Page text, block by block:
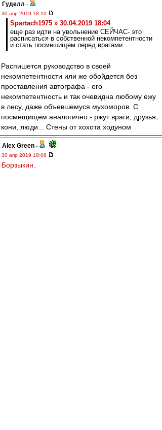
Гуделл -
30 апр 2019 18:10
Spartach1975 » 30.04.2019 18:04
еще раз идти на увольнение СЕЙЧАС- это
расписаться в собственной некомпетентности
и стать посмешищем перед врагами
Распишется руководство в своей
некомпетентности или же обойдется без
проставления автографа - его
некомпетентность и так очевидна любому ежу
в лесу, даже объевшемуся мухоморов. С
посмещищем аналогично - ржут враги, друзья,
кони, люди... Стены от хохота ходуном
Alex Green -
30 апр 2019 18:08
Борзыкин